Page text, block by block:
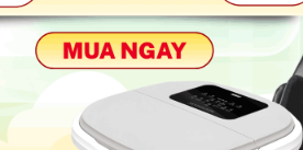
của bài tập yoga chữa đau lưng, vai gáy
Cải thiện độ linh hoạt của các khớp cơ
thiện tư thế đúng
các triệu chứng đau nhức